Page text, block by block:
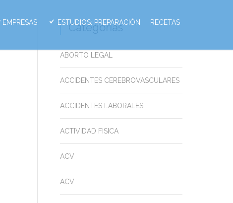
EMPRESAS ESTUDIOS: PREPARACIÓN RECETAS
Categorias
ABORTO LEGAL
ACCIDENTES CEREBROVASCULARES
ACCIDENTES LABORALES
ACTIVIDAD FISICA
ACV
ACV